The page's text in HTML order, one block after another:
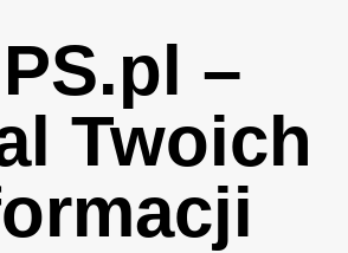
–
Twoich